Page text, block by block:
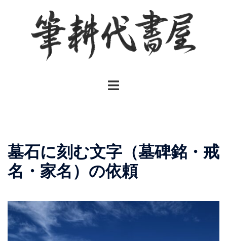
ト
ュ
ー
墓石に刻む文字（墓碑銘・戒
名・家名）の依頼